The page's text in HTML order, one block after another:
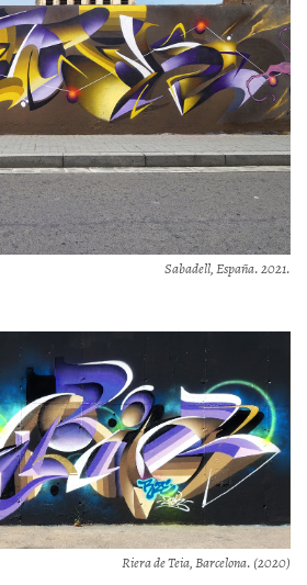
Sabadell, España. 2021.
Riera de Teia, Barcelona. (2020)